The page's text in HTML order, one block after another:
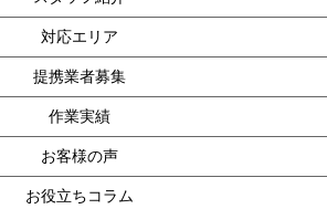
対応エリア
提携業者募集
作業実績
お客様の声
お役立ちコラム